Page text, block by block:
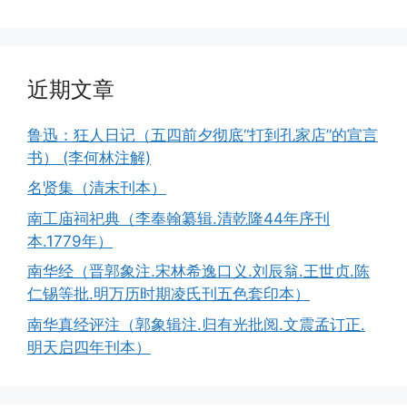
近期文章
鲁迅：狂人日记（五四前夕彻底“打到孔家店”的宣言
书） (李何林注解)
名贤集（清末刊本）
南工庙祠祀典（李奉翰纂辑.清乾隆44年序刊
本.1779年）
南华经（晋郭象注.宋林希逸口义.刘辰翁.王世贞.陈
仁锡等批.明万历时期凌氏刊五色套印本）
南华真经评注（郭象辑注.归有光批阅.文震孟订正.
明天启四年刊本）